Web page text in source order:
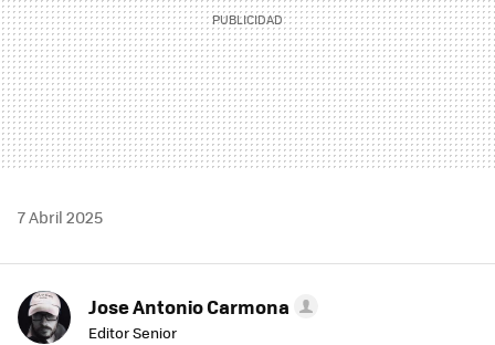
7 Abril 2025
Jose Antonio Carmona
Editor Senior